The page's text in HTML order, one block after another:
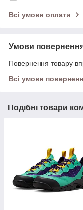
Всі умови оплати
Умови
Повернення товару
Всі умови
Подібні товари